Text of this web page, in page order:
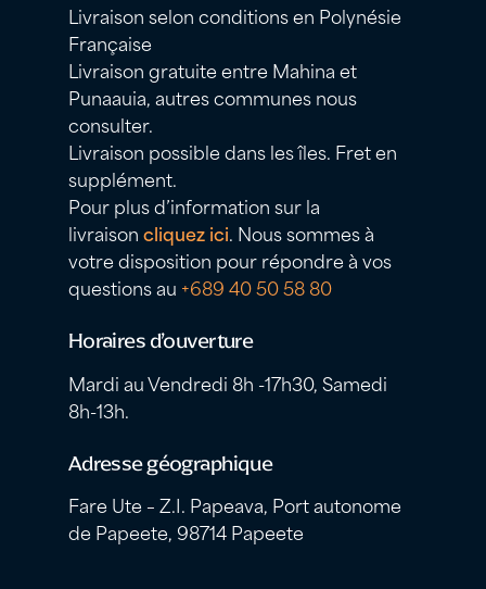
Livraison selon conditions en Polynésie
Française
Livraison gratuite entre Mahina et
Punaauia, autres communes nous
consulter.
Livraison possible dans les îles. Fret en
supplément.
Pour plus d’information sur la
livraisoncliquez ici. Nous sommes à
votre disposition pour répondre à vos
questions au +689 40 50 58 80
Horaires d’ouverture
Mardi au Vendredi 8h -17h30, Samedi
8h-13h.
Adresse géographique
Fare Ute – Z.I. Papeava, Port autonome
de Papeete, 98714 Papeete